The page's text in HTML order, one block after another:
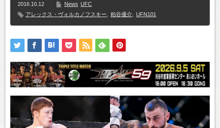
2016.10.12 News UFC
アレックス・ヴォルカノフスキー
粕谷優介 UFN101